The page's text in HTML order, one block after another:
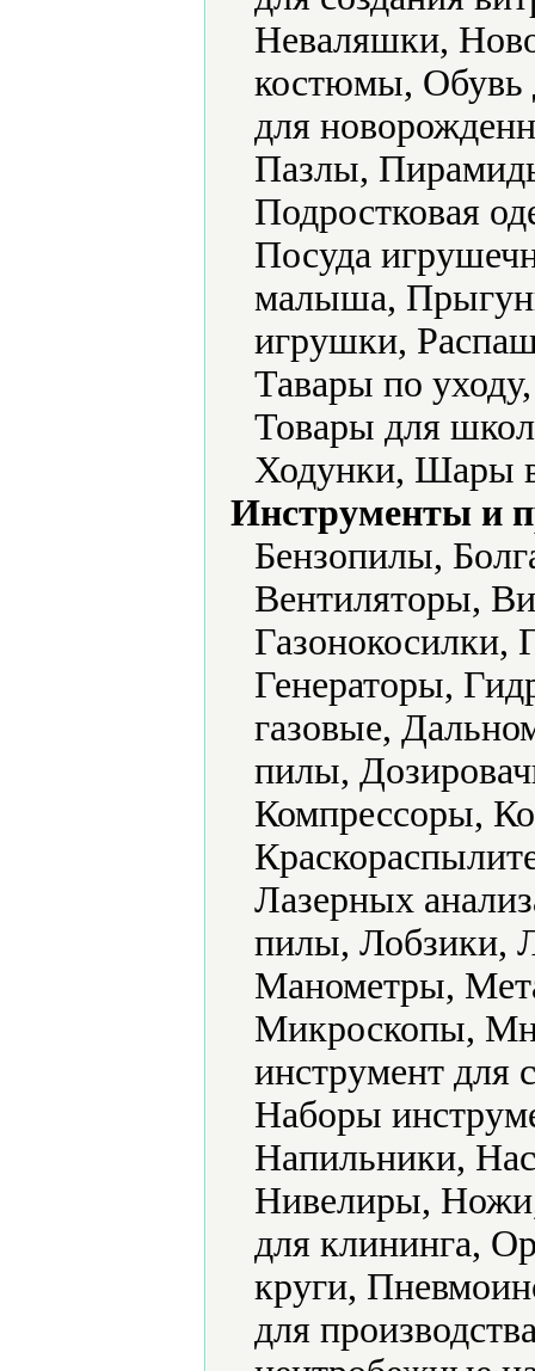
Неваляшки,
костюмы, Обувь
для
Пазлы,
Подростковая
Посуда
малыша,
игрушки,
Тавары по
Товары для
Ходунки, Шары
Инструменты и
Бензопилы,
Вентиляторы,
Газонокосилки,
Генераторы,
газовые,
пилы,
Компрессоры,
Лазерных
пилы, Лобзики,
Манометры,
Микроскопы,
инструмент
Наборы
Напильники,
Нивелиры,
для клининга,
круги,
для